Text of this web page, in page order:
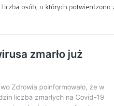
osób, u których